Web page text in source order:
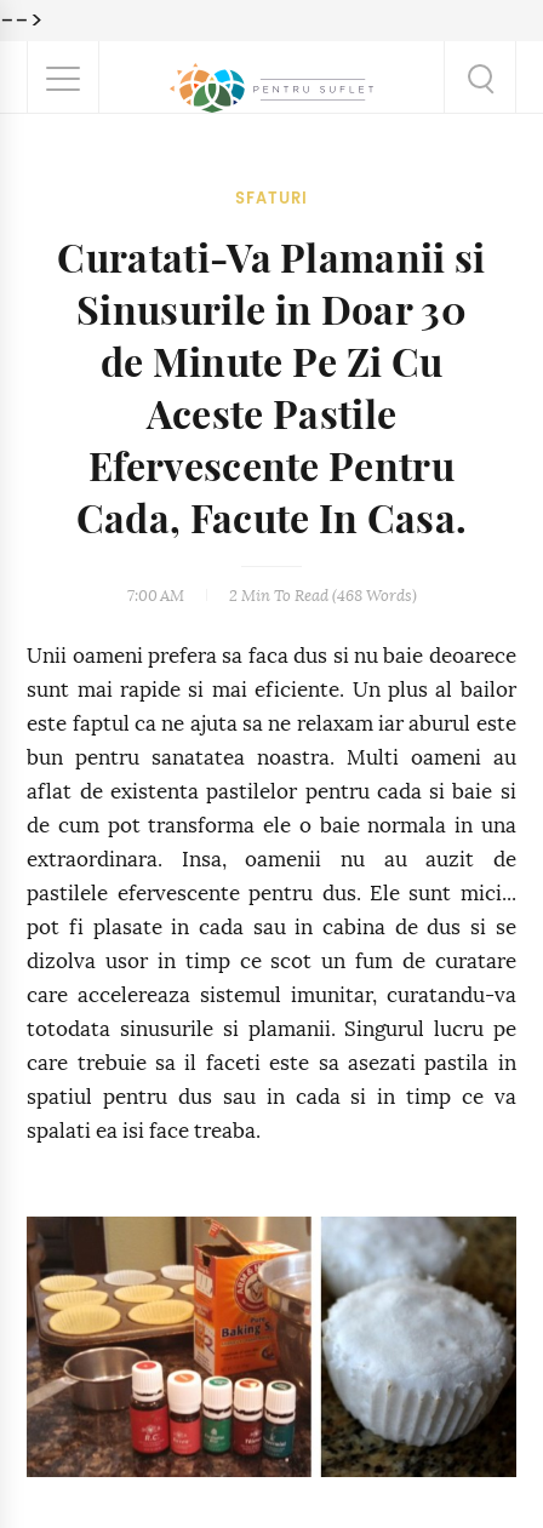
-->
SFATURI
Curatati-Va Plamanii si
Sinusurile in Doar 30
de Minute Pe Zi Cu
Aceste Pastile
Efervescente Pentru
Cada, Facute In Casa.
7:00 AM 2 MinTo Read (468Words)
Unii oameni prefera sa faca dus si nu baie deoarece
sunt mai rapide si mai eficiente. Un plus al bailor
este faptul ca ne ajuta sa ne relaxam iar aburul este
bun pentru sanatatea noastra. Multi oameni au
aflat de existenta pastilelor pentru cada si baie si
de cum pot transforma ele o baie normala in una
extraordinara. Insa, oamenii nu au auzit de
pastilele efervescente pentru dus. Ele sunt mici...
pot fi plasate in cada sau in cabina de dus si se
dizolva usor in timp ce scot un fum de curatare
care accelereaza sistemul imunitar, curatandu-va
totodata sinusurile si plamanii. Singurul lucru pe
care trebuie sa il faceti este sa asezati pastila in
spatiul pentru dus sau in cada si in timp ce va
spalati ea isi face treaba.